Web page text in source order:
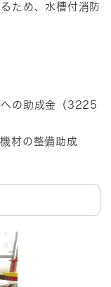
ため、水槽付消防
への助成金（3225
材の整備助成